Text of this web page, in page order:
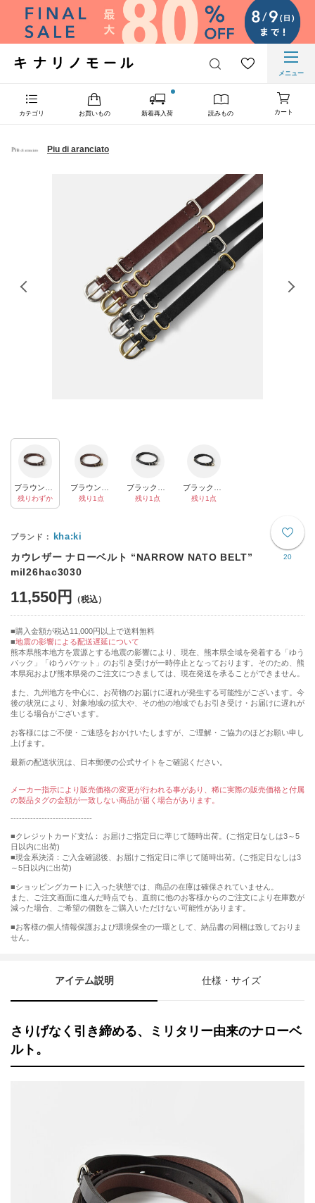
メニュー
カテゴリ お買いもの 新着再入荷 読みもの カート
Piu di aranciato
残りわずか 残り1点 残り1点 残り1点
20
kha:ki
カウレザー ナローベルト “NARROW NATO BELT”
mil26hac3030
11,550円
購入金額が税込11,000円以上で送料無料
地震の影響による配送遅延について
熊本県熊本地方を震源とする地震の影響により、現在、熊本県全域を発着する「ゆう
パック」「ゆうパケット」のお引き受けが一時停止となっております。そのため、熊
本県宛および熊本県発のご注文につきましては、現在発送を承ることができません。
また、九州地方を中心に、お荷物のお届けに遅れが発生する可能性がございます。今
後の状況により、対象地域の拡大や、その他の地域でもお引き受け・お届けに遅れが
生じる場合がございます。
お客様にはご不便・ご迷惑をおかけいたしますが、ご理解・ご協力のほどお願い申し
上げます。
最新の配送状況は、日本郵便の公式サイトをご確認ください。
メーカー指示により販売価格の変更が行われる事があり、稀に実際の販売価格と付属
の製品タグの金額が一致しない商品が届く場合があります。
-----------------------------
■クレジットカード支払： お届けご指定日に準じて随時出荷。(ご指定日なしは3～5
日以内に出荷)
■現金系決済：ご入金確認後、お届けご指定日に準じて随時出荷。(ご指定日なしは3
～5日以内に出荷)
■ショッピングカートに入った状態では、商品の在庫は確保されていません。
また、ご注文画面に進んだ時点でも、直前に他のお客様からのご注文により在庫数が
減った場合、ご希望の個数をご購入いただけない可能性があります。
■お客様の個人情報保護および環境保全の一環として、納品書の同梱は致しておりま
せん。
アイテム説明 仕様・サイズ
さりげなく引き締める、ミリタリー由来のナローベ
ルト。